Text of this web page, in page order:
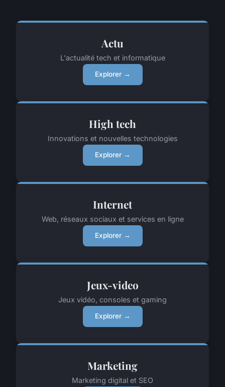
Actu
L'actualité tech et informatique
Explorer →
High tech
Innovations et nouvelles technologies
Explorer →
Internet
Web, réseaux sociaux et services en ligne
Explorer →
Jeux-video
Jeux vidéo, consoles et gaming
Explorer →
Marketing
Marketing digital et SEO